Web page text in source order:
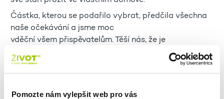
Pomozte nám vylepšit web pro vás
Částka, kterou se podařilo vybrat, předčila všechna
naše očekávání a jsme moc
vděční všem přispěvatelům. Těší nás, že je
mezi vámi tolik lidí, kterým záleží na osudech starších
lidí!
56 seniorům a seniorkám a my za to všem dárcům